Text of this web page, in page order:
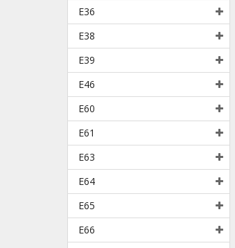
E36
E38
E39
E46
E60
E61
E63
E64
E65
E66